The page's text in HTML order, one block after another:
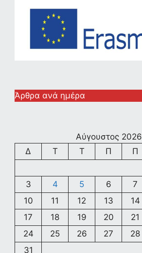
Άρθρα ανά ημέρα
Αύγουστος 2026
Δ
Τ Τ Π Π
3
4 5 6 7
10
11 12 13 14
17
18 19 20 21
24
25 26 27 28
31